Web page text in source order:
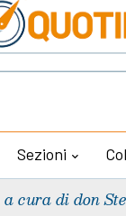
Sezioni
a cura di don